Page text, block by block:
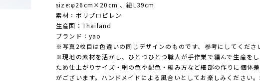
size:φ26cm×20cm 、紐L39cm
素材：ポリプロピレン
生産国：Thailand
ブランド：yao
※写真2枚目は色違いの同じデザインのものです、参考にしてくださ
※現地の素材を活かし、ひとつひとつ職人が手作業で編んで生産を
ため仕上がりサイズ・網の色や配色・編み方など細部の作りに個体
がございます。ハンドメイドによる風合いとしてお楽しみください